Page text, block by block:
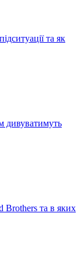
та як
дивуватимуть
Brothers та в яких